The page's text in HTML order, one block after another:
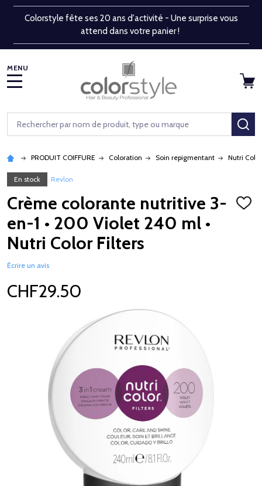
Colorstyle fête ses 20 ans d'activité - Une surprise vous
attend dans votre panier !
Rechercher
PRODUIT COIFFURE Coloration Soin repigmentant Nutri Color
En stock Revlon
Crème colorante nutritive 3-
en-1 • 200 Violet 240 ml •
Nutri Color Filters
Écrire un avis
CHF29.50